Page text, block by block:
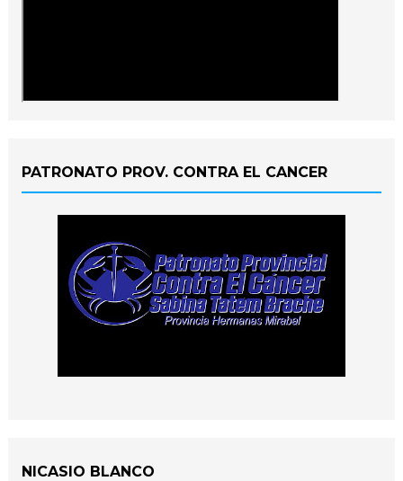
PATRONATO PROV. CONTRA EL CANCER
NICASIO BLANCO